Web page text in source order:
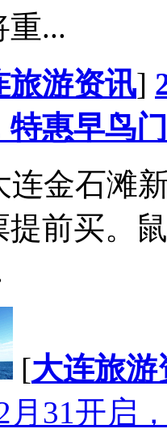
重...
旅游资讯]
特惠早鸟
连金石滩
提前买。
[大连旅游
月31开启